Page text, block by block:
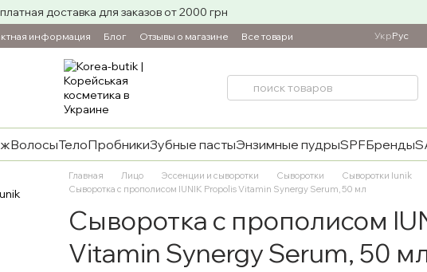
доставка для заказов от 2000 грн
информация Блог Отзывы о магазине Все товари УкрРус
ВолосыТелоПробникиЗубные пастыЭнзимные пудрыSPFБренды
Главная Лицо Эссенции и сыворотки Сыворотки
Сыворотки Iunik
Сыворотка с прополисом IUNIK Propolis Vitamin Synergy Serum, 50 мл
Сыворотка с прополисом
Vitamin Synergy Serum, 50